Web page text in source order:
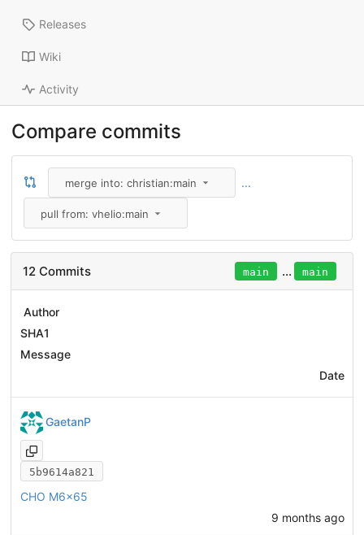
Releases
Wiki
Activity
Compare commits
merge into: christian:main ...
pull from: vhelio:main
12 Commits main ... main
Author
SHA1
Message
Date
GaetanP
5b9614a821
CHO M6x65
9 months ago